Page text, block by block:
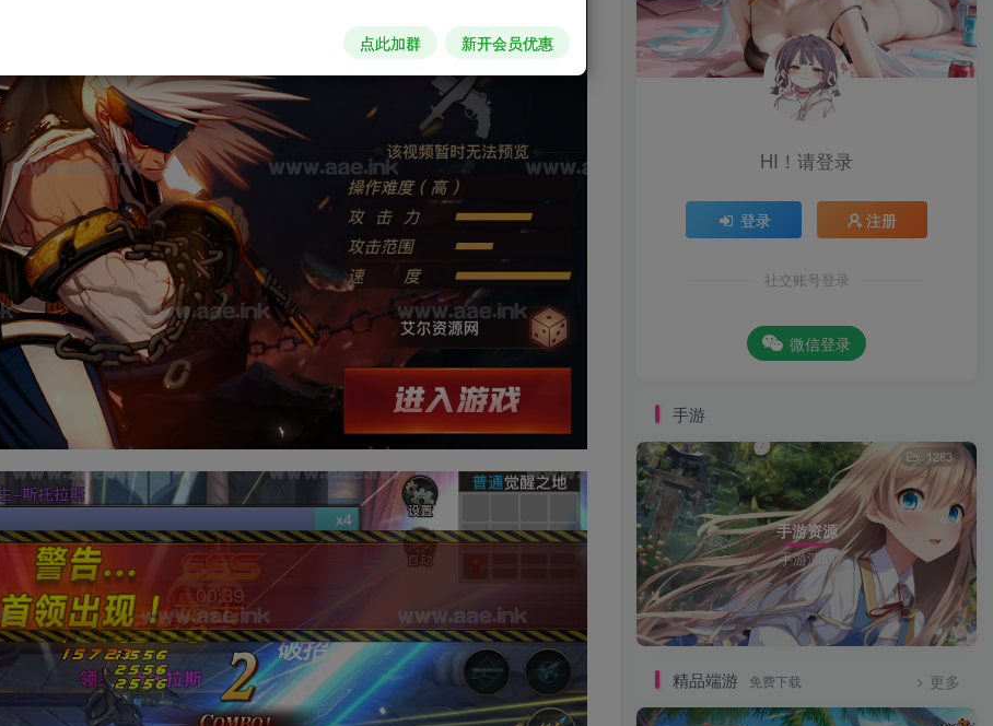
HI！请登录
登录 注册
社交账号登录
微信登录
手游
手游资源
手游源码
1283
精品端游 免费下载 更多
点此加群 新开会员优惠